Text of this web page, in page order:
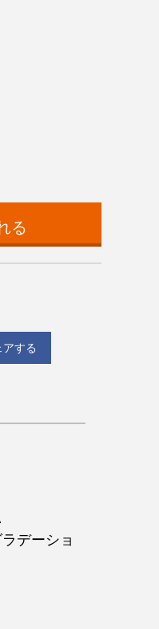
る
アする
デーショ